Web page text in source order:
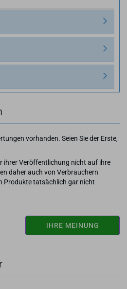
vorhanden. Seien Sie der Erste,
ihrer Veröffentlichung nicht auf ihre
daher auch von Verbrauchern
Produkte tatsächlich gar nicht
IHRE MEINUNG